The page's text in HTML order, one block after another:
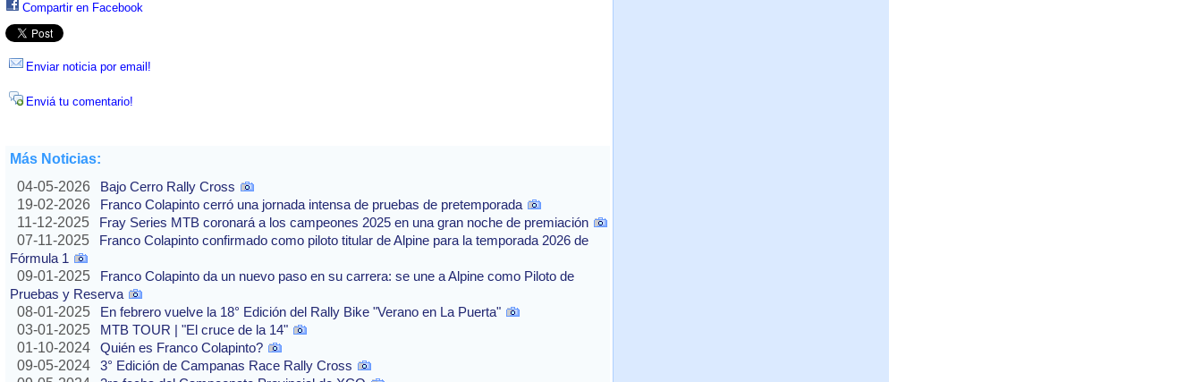
Compartir en Facebook
Enviar noticia por email!
Enviá tu comentario!
Más Noticias:
04-05-2026
Bajo Cerro Rally Cross
19-02-2026
Franco Colapinto cerró una jornada intensa de pruebas de pretemporada
11-12-2025
Fray Series MTB coronará a los campeones 2025 en una gran noche de premiación
07-11-2025
Franco Colapinto confirmado como piloto titular de Alpine para la temporada 2026 de
Fórmula 1
09-01-2025
Franco Colapinto da un nuevo paso en su carrera: se une a Alpine como Piloto de
Pruebas y Reserva
08-01-2025
En febrero vuelve la 18° Edición del Rally Bike "Verano en La Puerta"
03-01-2025
MTB TOUR | "El cruce de la 14"
01-10-2024
Quién es Franco Colapinto?
09-05-2024
3° Edición de Campanas Race Rally Cross